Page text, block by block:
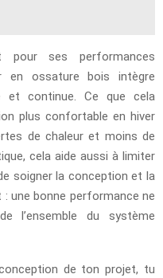
ses performances
en ossature bois intègre
et continue. Ce que cela
plus confortable en hiver
de chaleur et moins de
cela aide aussi à limiter
soigner la conception et la
: une bonne performance ne
l’ensemble du système
de ton projet, tu